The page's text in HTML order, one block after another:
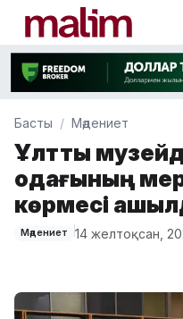
Басты Мәдениет
Ұлттық
одағының
көрмесі
Мәдениет 14 желтоқсан,